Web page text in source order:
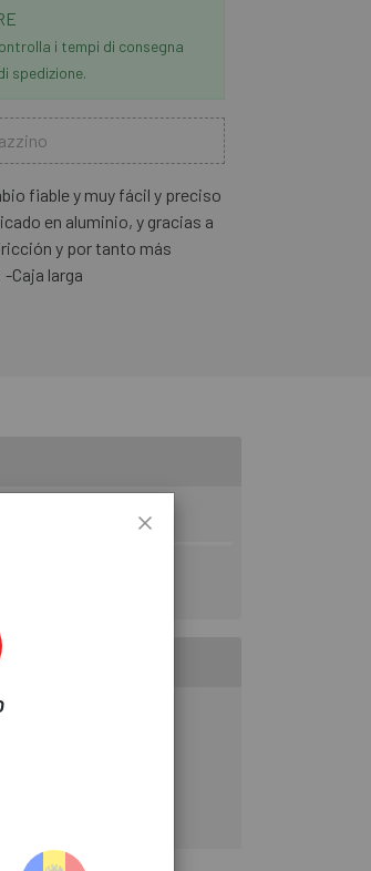
i tempi di consegna
spedizione.
fiable y muy fácil y preciso
en aluminio, y gracias a
y por tanto más
Caja larga